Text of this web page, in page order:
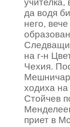
учителка,
да водя
него,
на г-н
Чехия.
ходиха
Стойчев
приет в